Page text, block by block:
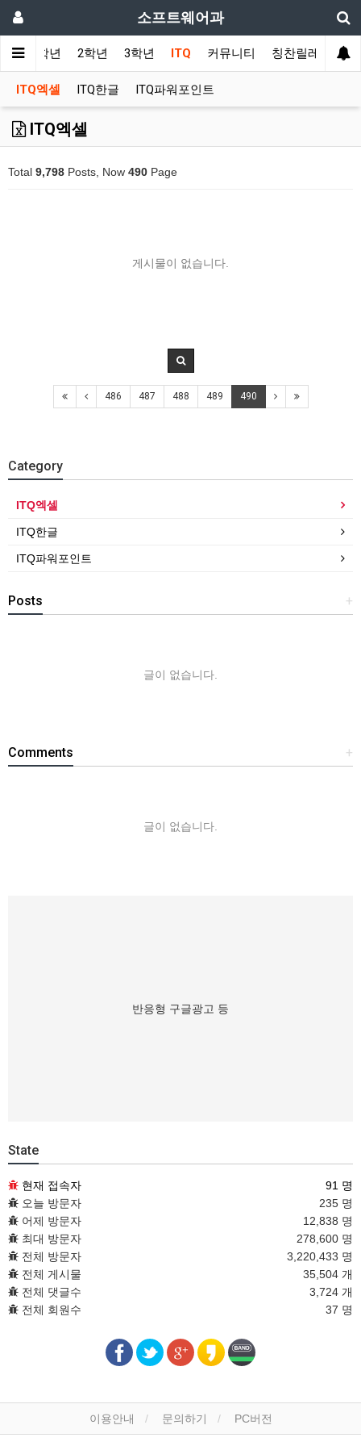
소프트웨어과
항 1학년 2학년 3학년 ITQ 커뮤니티 칭찬릴레이
ITQ엑셀 ITQ한글 ITQ파워포인트
ITQ엑셀
Total 9,798 Posts, Now 490 Page
게시물이 없습니다.
486 487 488 489 490
Category
ITQ엑셀
ITQ한글
ITQ파워포인트
+
Posts
글이 없습니다.
+
Comments
글이 없습니다.
반응형 구글광고 등
State
현재 접속자
91 명
오늘 방문자
235 명
어제 방문자
12,838 명
최대 방문자
278,600 명
전체 방문자
3,220,433 명
전체 게시물
35,504 개
전체 댓글수
3,724 개
전체 회원수
37 명
이용안내 문의하기 PC버전